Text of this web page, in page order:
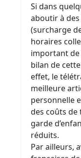
Si dans
aboutir à
(surcharge
horaires
important de
bilan de
effet, le
meilleure
personnelle
des coûts
garde
réduits.
Par ailleurs,